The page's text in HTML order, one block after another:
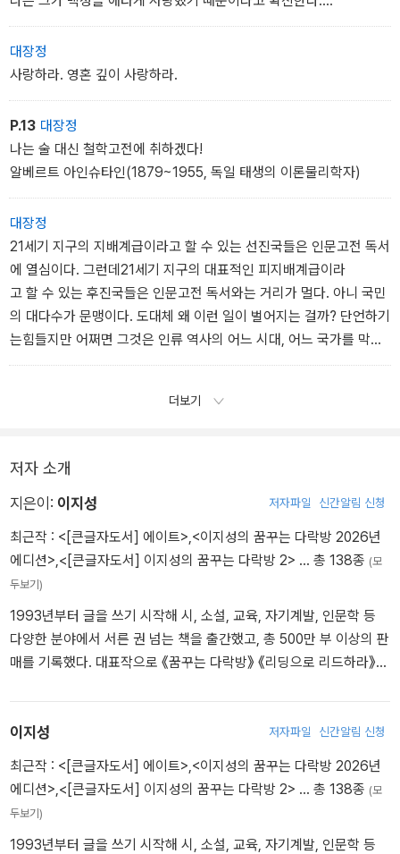
성호 이익은 이렇게 말했다.
˝사랑하는 어머님과 오랫동안 이별했다가 다시 만난 것처럼 독서하
라.
성호에게 있어서 책은 책이 아니었다. 사랑하는 가족이었다.
···
대장정
사랑하라. 영혼 깊이 사랑하라.
P.13 대장정
나는 술 대신 철학고전에 취하겠다!
알베르트 아인슈타인(1879~1955, 독일 태생의 이론물리학자)
대장정
21세기 지구의 지배계급이라고 할 수 있는 선진국들은 인문고전 독서
에 열심이다. 그런데21세기 지구의 대표적인 피지배계급이라
고 할 수 있는 후진국들은 인문고전 독서와는 거리가 멀다. 아니 국민
의 대다수가 문맹이다. 도대체 왜 이런 일이 벌어지는 걸까? 단언하기
는힘들지만 어쩌면 그것은 인류 역사의 어느 시대, 어느 국가를 막론
하고 동일하게 나타났던지배계급의 ‘의도‘는 아닐까?
더보기
저자 소개
지은이: 이지성 저자파일 신간알림 신청
최근작 : <[큰글자도서] 에이트> <이지성의 꿈꾸는 다락방 2026년
에디션> <[큰글자도서] 이지성의 꿈꾸는 다락방 2> … 총 138종 (모
두보기)
1993년부터 글을 쓰기 시작해 시, 소설, 교육, 자기계발, 인문학 등
다양한 분야에서 서른 권 넘는 책을 출간했고, 총 500만 부 이상의 판
매를 기록했다. 대표작으로 《꿈꾸는 다락방》 《리딩으로 리드하라》
폴레폴레 / cafe.daum.net/wfwijs 페이스북 / fb.com/wfwejisung
이지성 저자파일 신간알림 신청
최근작 : <[큰글자도서] 에이트> <이지성의 꿈꾸는 다락방 2026년
에디션> <[큰글자도서] 이지성의 꿈꾸는 다락방 2> … 총 138종 (모
두보기)
1993년부터 글을 쓰기 시작해 시, 소설, 교육, 자기계발, 인문학 등